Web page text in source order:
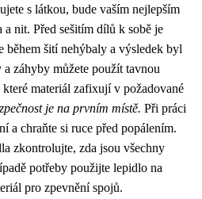
s látkou, bude vaším nejlepším
nit. Před sešitím dílů k sobě je
během šití nehýbaly a výsledek byl
záhyby můžete použít tavnou
materiál zafixují v požadované
je na prvním místě. Při práci
a chraňte si ruce před popálením.
zkontrolujte, zda jsou všechny
potřeby použijte lepidlo na
pro zpevnění spojů.